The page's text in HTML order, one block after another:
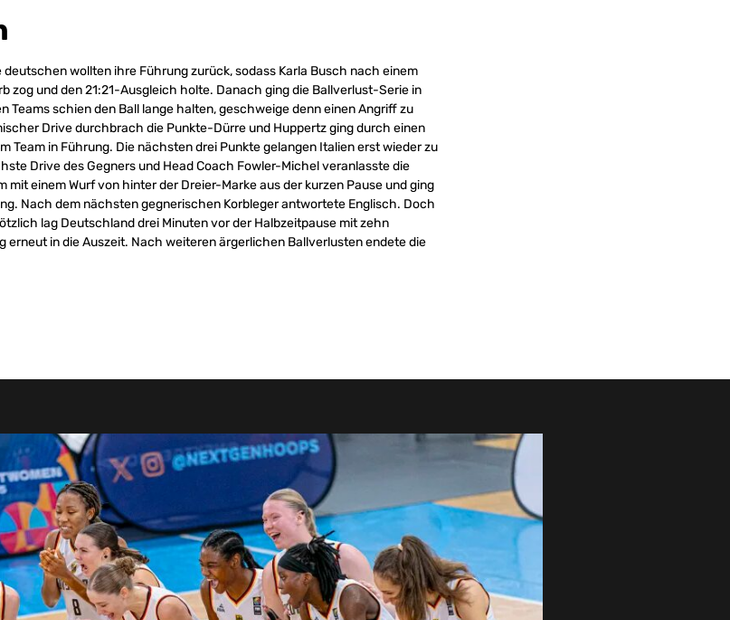
wollten ihre Führung zurück, sodass Karla Busch nach einem
zog und den 21:21-Ausgleich holte. Danach ging die Ballverlust-Serie in
Teams schien den Ball lange halten, geschweige denn einen Angriff zu
Drive durchbrach die Punkte-Dürre und Huppertz ging durch einen
Team in Führung. Die nächsten drei Punkte gelangen Italien erst wieder zu
Drive des Gegners und Head Coach Fowler-Michel veranlasste die
mit einem Wurf von hinter der Dreier-Marke aus der kurzen Pause und ging
Nach dem nächsten gegnerischen Korbleger antwortete Englisch. Doch
lag Deutschland drei Minuten vor der Halbzeitpause mit zehn
erneut in die Auszeit. Nach weiteren ärgerlichen Ballverlusten endete die